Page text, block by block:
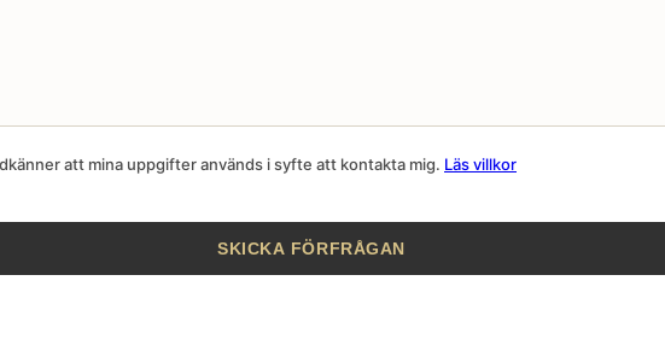
att mina uppgifter används i syfte att kontakta mig. Läs villkor